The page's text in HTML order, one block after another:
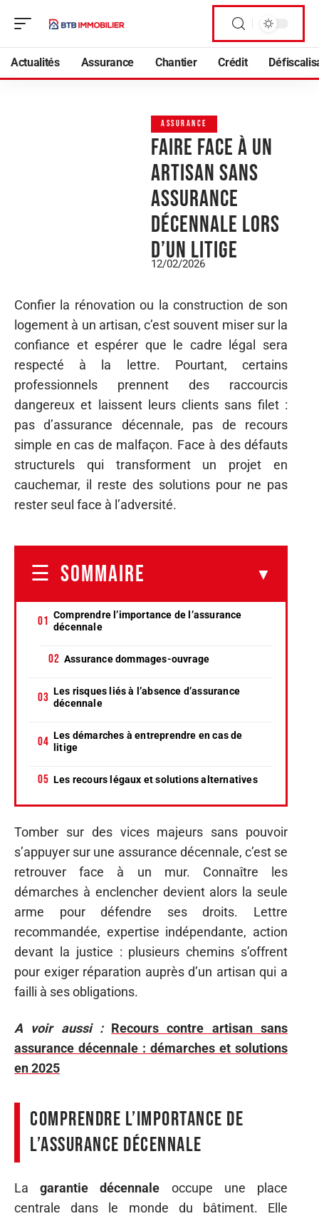
Actualités Assurance Chantier Crédit
ASSURANCE
Faire face à un
artisan sans
assurance
décennale lors
d’un litige
12/02/2026
Confier la rénovation ou la construction de son
logement à un artisan, c’est souvent miser sur la
confiance et espérer que le cadre légal sera
respecté à la lettre. Pourtant, certains
professionnels prennent des raccourcis
dangereux et laissent leurs clients sans filet :
pas d’assurance décennale, pas de recours
simple en cas de malfaçon. Face à des défauts
structurels qui transforment un projet en
cauchemar, il reste des solutions pour ne pas
rester seul face à l’adversité.
SOMMAIRE
Comprendre l’importance de l’assurance
décennale
Assurance dommages-ouvrage
Les risques liés à l’absence d’assurance
décennale
Les démarches à entreprendre en cas de
litige
Les recours légaux et solutions alternatives
Tomber sur des vices majeurs sans pouvoir
s’appuyer sur une assurance décennale, c’est se
retrouver face à un mur. Connaître les
démarches à enclencher devient alors la seule
arme pour défendre ses droits. Lettre
recommandée, expertise indépendante, action
devant la justice : plusieurs chemins s’offrent
pour exiger réparation auprès d’un artisan qui a
failli à ses obligations.
A voir aussi : Recours contre artisan sans
assurance décennale : démarches et solutions
en 2025
Comprendre l’importance de
l’assurance décennale
Lagarantie décennale occupe une place
centrale dans le monde du bâtiment. Elle